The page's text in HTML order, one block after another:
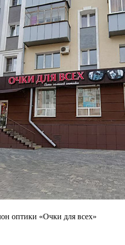
оптики «Очки для всех»